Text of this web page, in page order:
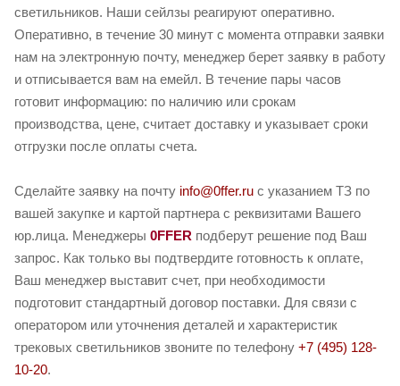
светильников. Наши сейлзы реагируют оперативно.
Оперативно, в течение 30 минут с момента отправки заявки
нам на электронную почту, менеджер берет заявку в работу
и отписывается вам на емейл. В течение пары часов
готовит информацию: по наличию или срокам
производства, цене, считает доставку и указывает сроки
отгрузки после оплаты счета.
Сделайте заявку на почту info@0ffer.ru с указанием ТЗ по
вашей закупке и картой партнера с реквизитами Вашего
юр.лица. Менеджеры 0FFER подберут решение под Ваш
запрос. Как только вы подтвердите готовность к оплате,
Ваш менеджер выставит счет, при необходимости
подготовит стандартный договор поставки. Для связи с
оператором или уточнения деталей и характеристик
трековых светильников звоните по телефону +7 (495) 128-
10-20.